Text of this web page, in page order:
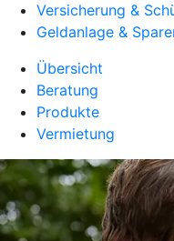
Versicherung &
Geldanlage &
Übersicht
Beratung
Produkte
Vermietung